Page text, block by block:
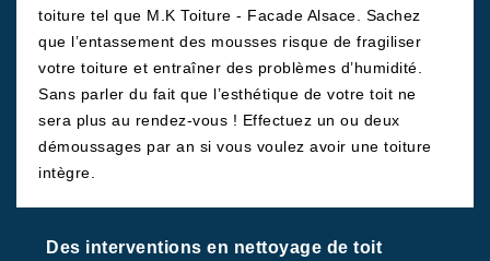
toiture tel que M.K Toiture - Facade Alsace. Sachez
que l’entassement des mousses risque de fragiliser
votre toiture et entraîner des problèmes d’humidité.
Sans parler du fait que l’esthétique de votre toit ne
sera plus au rendez-vous ! Effectuez un ou deux
démoussages par an si vous voulez avoir une toiture
intègre.
Des interventions en nettoyage de toit